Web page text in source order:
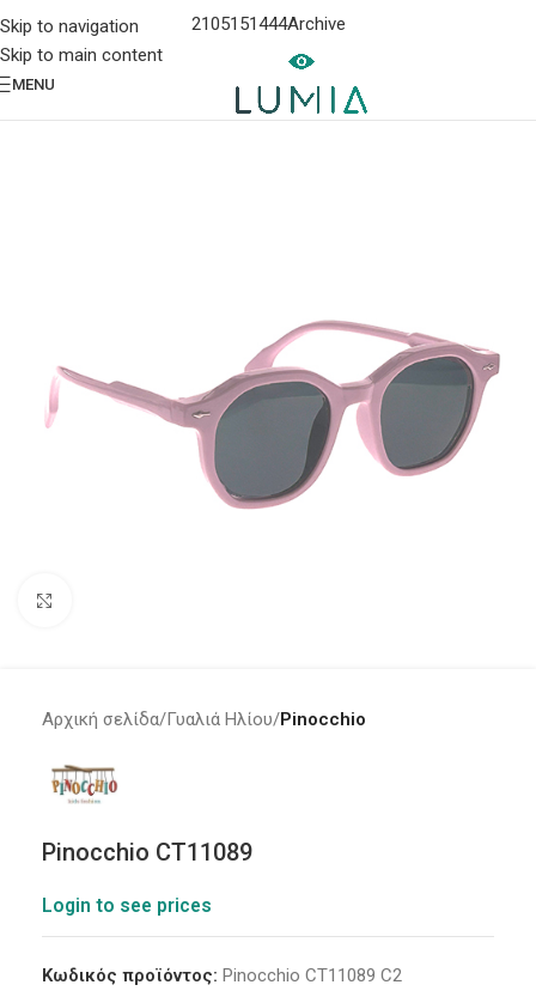
Skip to navigation
Skip to main content
2105151444Archive
MENU
Αρχική σελίδα Γυαλιά Ηλίου Pinocchio
Pinocchio CT11089
Login to see prices
Κωδικός προϊόντος: Pinocchio CT11089 C2